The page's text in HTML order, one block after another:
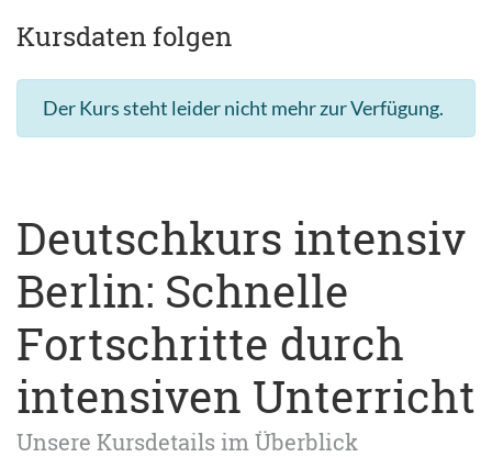
Kursdaten folgen
Der Kurs steht leider nicht mehr zur Verfügung.
Deutschkurs intensiv
Berlin: Schnelle
Fortschritte durch
intensiven Unterricht
Unsere Kursdetails im Überblick